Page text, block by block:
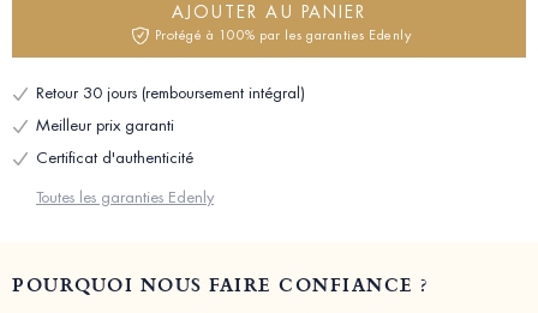
AJOUTER AU PANIER
Protégé à 100% par les garanties Edenly
Retour 30 jours (remboursement intégral)
Meilleur prix garanti
Certificat d'authenticité
Toutes les garanties Edenly
POURQUOI NOUS FAIRE CONFIANCE ?